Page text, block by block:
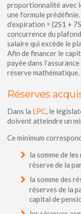
proportionnalité avec
une formule
d’expiration = (2S1 +
concurrence du
salaire qui excède le
Afin de financer le
payée dans
réserve mathématique.
Réserves
Dans la LPC, le
doivent atteindre un
Ce minimum
la somme de
réserve de la
la somme des
réserves de la
capital de